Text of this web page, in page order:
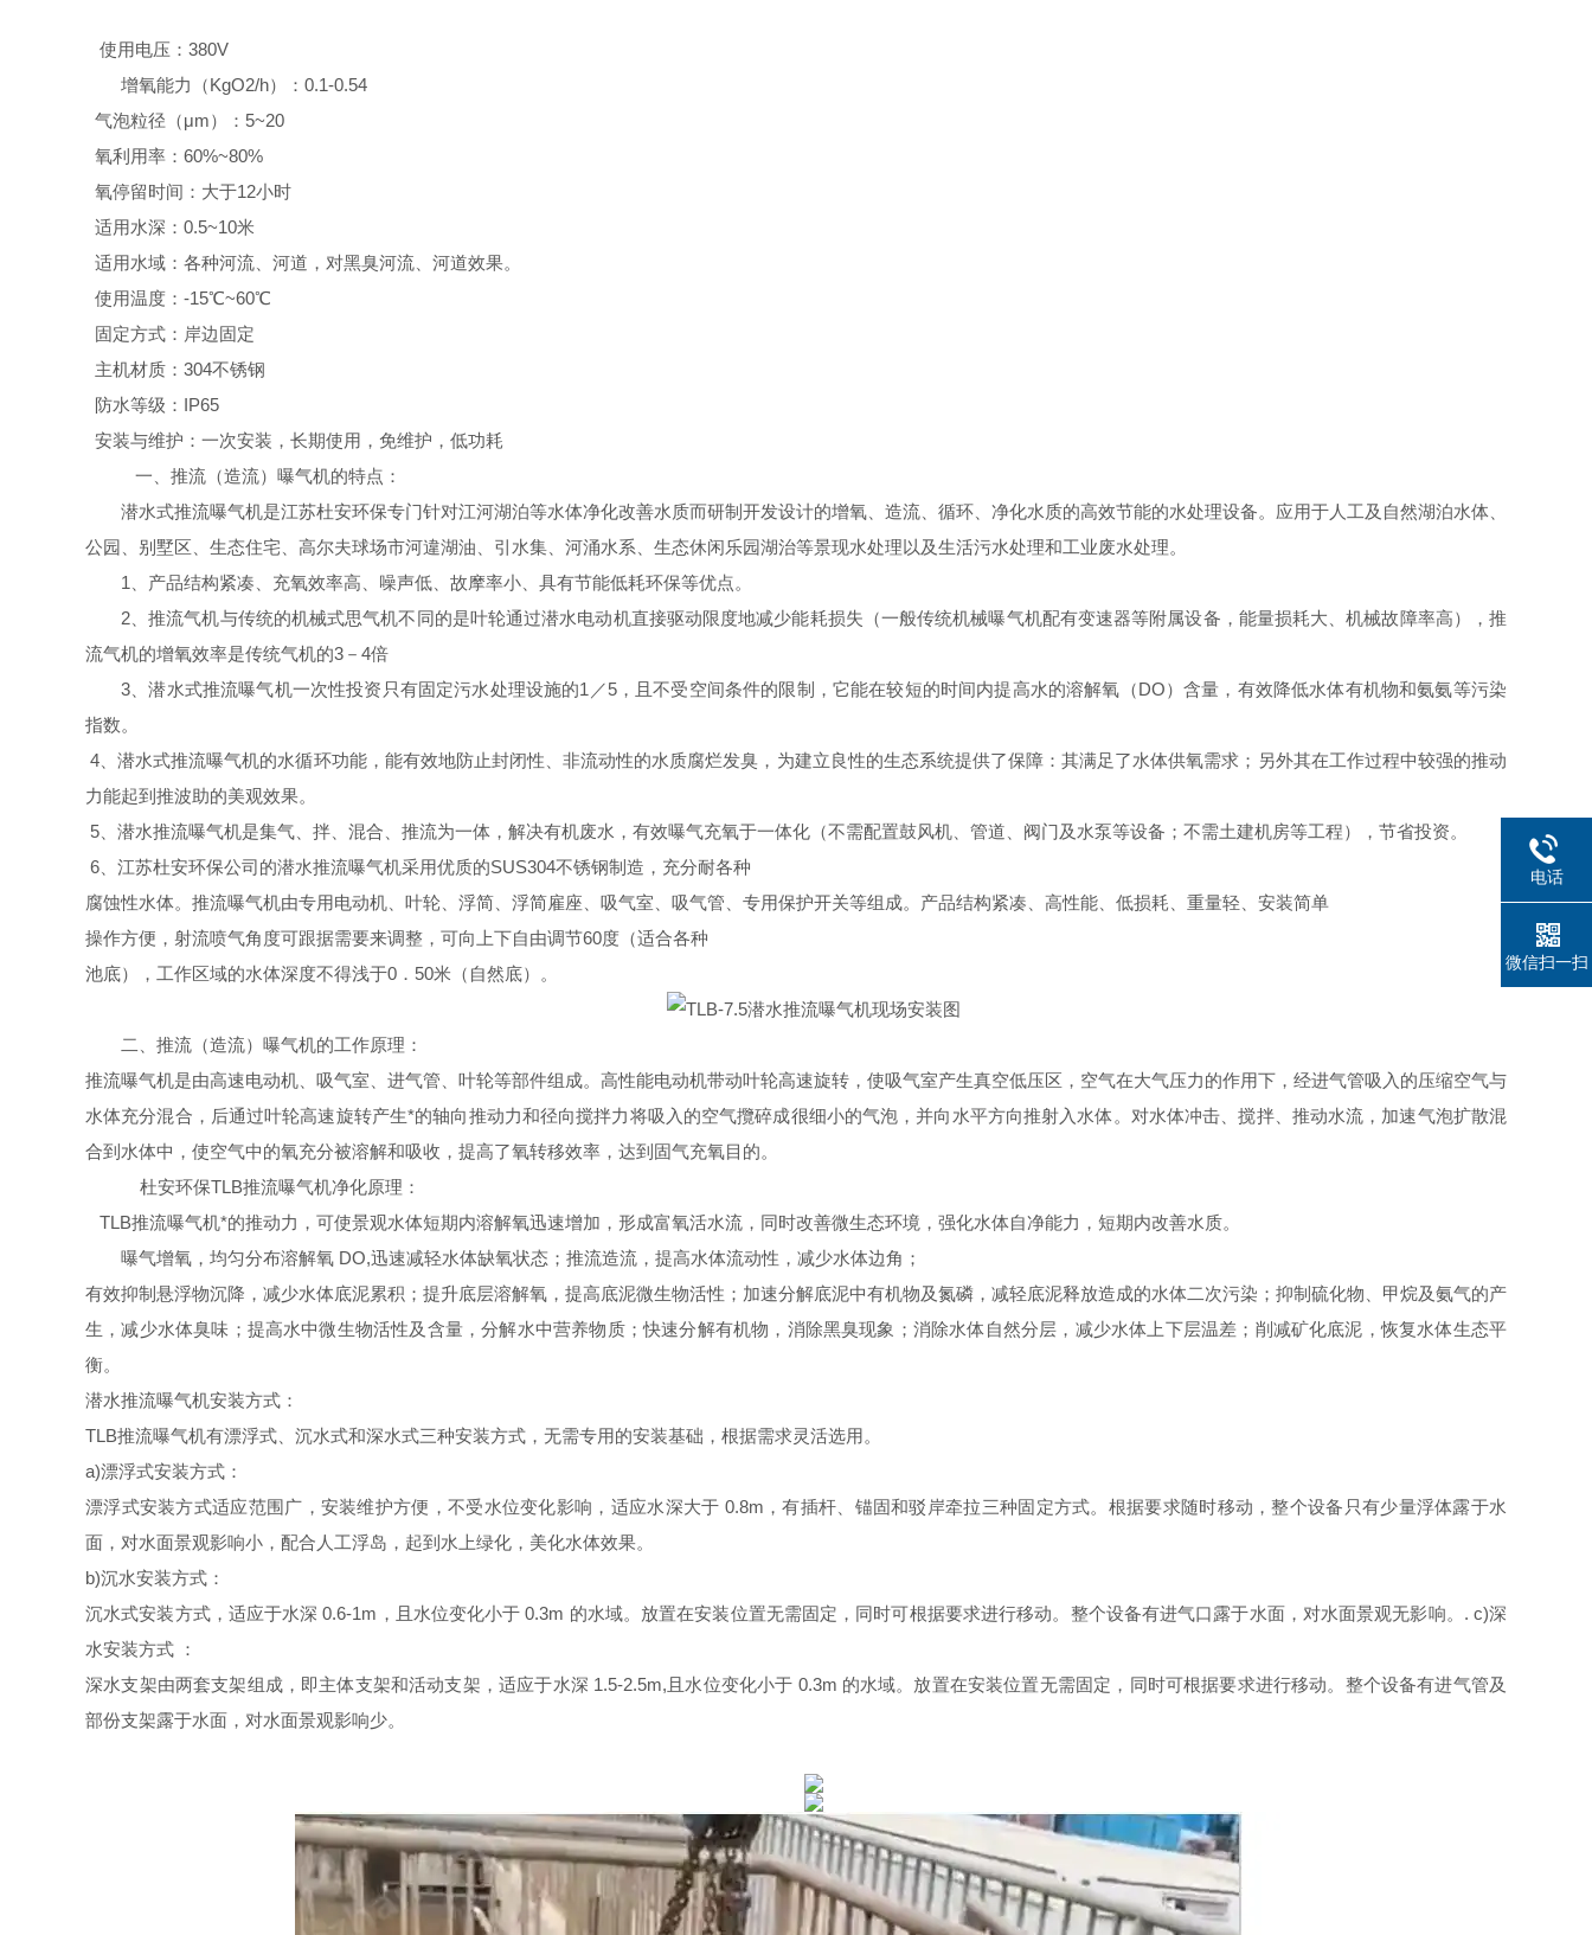
使用电压：380V
增氧能力（KgO2/h）：0.1-0.54
气泡粒径（μm）：5~20
氧利用率：60%~80%
氧停留时间：大于12小时
适用水深：0.5~10米
适用水域：各种河流、河道，对黑臭河流、河道效果。
使用温度：-15℃~60℃
固定方式：岸边固定
主机材质：304不锈钢
防水等级：IP65
安装与维护：一次安装，长期使用，免维护，低功耗
一、推流（造流）曝气机的特点：
潜水式推流曝气机是江苏杜安环保专门针对江河湖泊等水体净化改善水质而研制开发设计的增氧、造流、循环、净化水质的高效节能的水处理设备。应用于人工及自然湖泊水体、
公园、别墅区、生态住宅、高尔夫球场市河違湖油、引水集、河涌水系、生态休闲乐园湖治等景现水处理以及生活污水处理和工业废水处理。
1、产品结构紧凑、充氧效率高、噪声低、故摩率小、具有节能低耗环保等优点。
2、推流气机与传统的机械式思气机不同的是叶轮通过潜水电动机直接驱动限度地减少能耗损失（一般传统机械曝气机配有变速器等附属设备，能量损耗大、机械故障率高），推
流气机的增氧效率是传统气机的3－4倍
3、潜水式推流曝气机一次性投资只有固定污水处理设施的1／5，且不受空间条件的限制，它能在较短的时间内提高水的溶解氧（DO）含量，有效降低水体有机物和氨氨等污染
指数。
4、潜水式推流曝气机的水循环功能，能有效地防止封闭性、非流动性的水质腐烂发臭，为建立良性的生态系统提供了保障：其满足了水体供氧需求；另外其在工作过程中较强的推动
力能起到推波助的美观效果。
5、潜水推流曝气机是集气、拌、混合、推流为一体，解决有机废水，有效曝气充氧于一体化（不需配置鼓风机、管道、阀门及水泵等设备；不需土建机房等工程），节省投资。
6、江苏杜安环保公司的潜水推流曝气机采用优质的SUS304不锈钢制造，充分耐各种
腐蚀性水体。推流曝气机由专用电动机、叶轮、浮简、浮简雇座、吸气室、吸气管、专用保护开关等组成。产品结构紧凑、高性能、低损耗、重量轻、安装简单
操作方便，射流喷气角度可跟据需要来调整，可向上下自由调节60度（适合各种
池底），工作区域的水体深度不得浅于0．50米（自然底）。
二、推流（造流）曝气机的工作原理：
推流曝气机是由高速电动机、吸气室、进气管、叶轮等部件组成。高性能电动机带动叶轮高速旋转，使吸气室产生真空低压区，空气在大气压力的作用下，经进气管吸入的压缩空气与
水体充分混合，后通过叶轮高速旋转产生*的轴向推动力和径向搅拌力将吸入的空气攬碎成很细小的气泡，并向水平方向推射入水体。对水体冲击、搅拌、推动水流，加速气泡扩散混
合到水体中，使空气中的氧充分被溶解和吸收，提高了氧转移效率，达到固气充氧目的。
杜安环保TLB推流曝气机净化原理：
TLB推流曝气机*的推动力，可使景观水体短期内溶解氧迅速增加，形成富氧活水流，同时改善微生态环境，强化水体自净能力，短期内改善水质。
曝气增氧，均匀分布溶解氧 DO,迅速减轻水体缺氧状态；推流造流，提高水体流动性，减少水体边角；
有效抑制悬浮物沉降，减少水体底泥累积；提升底层溶解氧，提高底泥微生物活性；加速分解底泥中有机物及氮磷，减轻底泥释放造成的水体二次污染；抑制硫化物、甲烷及氨气的产
生，减少水体臭味；提高水中微生物活性及含量，分解水中营养物质；快速分解有机物，消除黑臭现象；消除水体自然分层，减少水体上下层温差；削减矿化底泥，恢复水体生态平
衡。
潜水推流曝气机安装方式：
TLB推流曝气机有漂浮式、沉水式和深水式三种安装方式，无需专用的安装基础，根据需求灵活选用。
a)漂浮式安装方式：
漂浮式安装方式适应范围广，安装维护方便，不受水位变化影响，适应水深大于 0.8m，有插杆、锚固和驳岸牵拉三种固定方式。根据要求随时移动，整个设备只有少量浮体露于水
面，对水面景观影响小，配合人工浮岛，起到水上绿化，美化水体效果。
b)沉水安装方式：
沉水式安装方式，适应于水深 0.6-1m，且水位变化小于 0.3m 的水域。放置在安装位置无需固定，同时可根据要求进行移动。整个设备有进气口露于水面，对水面景观无影响。. c)深
水安装方式 ：
深水支架由两套支架组成，即主体支架和活动支架，适应于水深 1.5-2.5m,且水位变化小于 0.3m 的水域。放置在安装位置无需固定，同时可根据要求进行移动。整个设备有进气管及
部份支架露于水面，对水面景观影响少。
电话
微信扫一扫